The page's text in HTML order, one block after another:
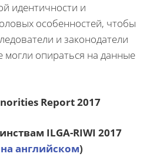
идентичности и
особенностей, чтобы
и законодатели
могли опираться на данные
Report 2017
ILGA-RIWI 2017
английском)